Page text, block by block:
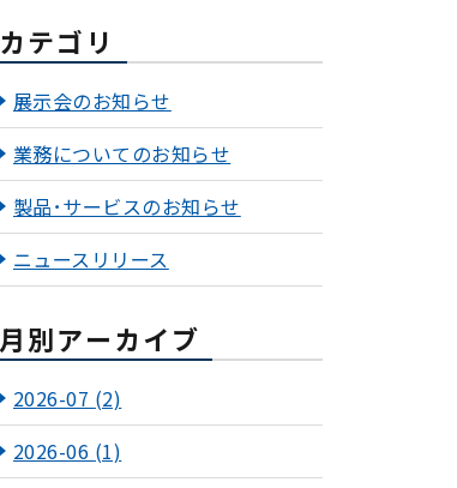
カテゴリ
展示会のお知らせ
業務についてのお知らせ
製品･サービスのお知らせ
ニュースリリース
月別アーカイブ
2026-07 (2)
2026-06 (1)